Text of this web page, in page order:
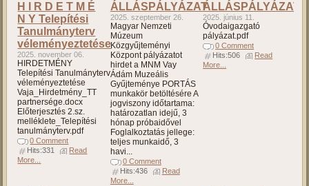
H I R D E T M É
N Y Telepítési
Tanulmányterv
véleményeztetése
2025. november 06.
HIRDETMÉNY
Telepítési Tanulmányterv
véleményeztetése
Vaja_Hirdetmény_TT
partnersége.docx
Előterjesztés 2.sz.
melléklete_Telepítési
tanulmányterv.pdf
0 Comment
Hits:331
Read
More...
ÁLLÁSPÁLYÁZAT
2025. szeptember 26.
Magyar Nemzeti
Múzeum
Közgyűjteményi
Központ pályázatot
hirdet a MNM Vay
Ádám Muzeális
Gyűjteménye PORTÁS
munkakör betöltésére A
jogviszony időtartama:
határozatlan idejű, 3
hónap próbaidővel
Foglalkoztatás jellege:
teljes munkaidő, 3
havi...
0 Comment
Hits:436
Read
More...
ÁLLÁSPÁLYÁZAT
2025. június 11.
Óvodaigazgató
pályázat.pdf
0 Comment
Hits:506
Read
More...